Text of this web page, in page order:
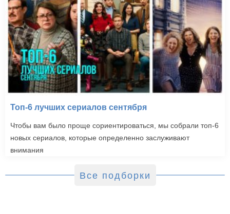
Топ-6 лучших сериалов сентября
Чтобы вам было проще сориентироваться, мы собрали топ-6
новых сериалов, которые определенно заслуживают
внимания
Все подборки